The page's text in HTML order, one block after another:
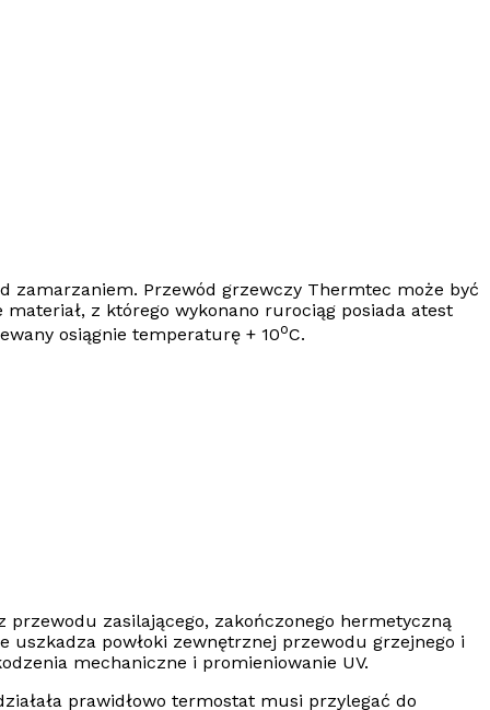
zamarzaniem. Przewód grzewczy Thermtec może być
z którego wykonano rurociąg posiada atest
osiągnie temperaturę + 10oC.
przewodu zasilającego, zakończonego hermetyczną
uszkadza powłoki zewnętrznej przewodu grzejnego i
mechaniczne i promieniowanie UV.
prawidłowo termostat musi przylegać do